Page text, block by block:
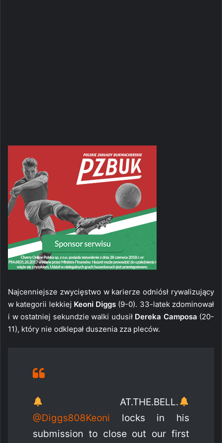
Najcenniejsze zwycięstwo w karierze odniósł rywalizujący
w kategorii lekkiej Keoni Diggs (9-0). 33-latek zdominował
i w ostatniej sekundzie walki udusił Dereka Camposa (20-
11), który nie odklepał duszenia zza pleców.
AT.THE.BELL.
@Diggs808Keoni locks in his
submission to close out our first